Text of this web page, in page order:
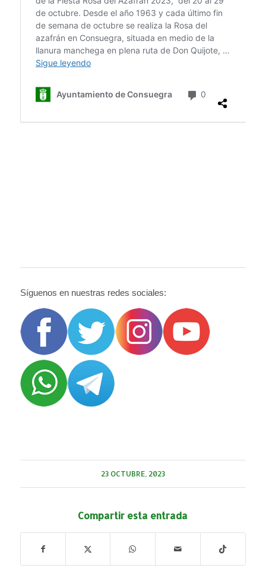
Síguenos en nuestras redes sociales:
23 OCTUBRE, 2023
Compartir esta entrada